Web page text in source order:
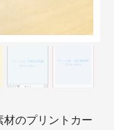
のプリントカー